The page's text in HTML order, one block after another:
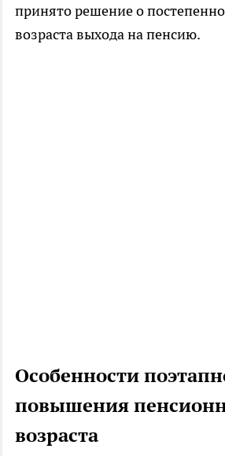
принято решение о
возраста выхода на пенсию.
Особенности
повышения
возраста